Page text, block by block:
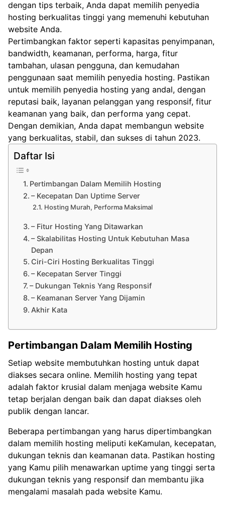
dengan tips terbaik, Anda dapat memilih penyedia
hosting berkualitas tinggi yang memenuhi kebutuhan
website Anda.
Pertimbangkan faktor seperti kapasitas penyimpanan,
bandwidth, keamanan, performa, harga, fitur
tambahan, ulasan pengguna, dan kemudahan
penggunaan saat memilih penyedia hosting. Pastikan
untuk memilih penyedia hosting yang andal, dengan
reputasi baik, layanan pelanggan yang responsif, fitur
keamanan yang baik, dan performa yang cepat.
Dengan demikian, Anda dapat membangun website
yang berkualitas, stabil, dan sukses di tahun 2023.
Daftar Isi
Pertimbangan Dalam Memilih Hosting
– Kecepatan Dan Uptime Server
Hosting Murah, Performa Maksimal
– Fitur Hosting Yang Ditawarkan
– Skalabilitas Hosting Untuk Kebutuhan Masa
Depan
Ciri-Ciri Hosting Berkualitas Tinggi
– Kecepatan Server Tinggi
– Dukungan Teknis Yang Responsif
– Keamanan Server Yang Dijamin
Akhir Kata
Pertimbangan Dalam Memilih Hosting
Setiap website membutuhkan hosting untuk dapat
diakses secara online. Memilih hosting yang tepat
adalah faktor krusial dalam menjaga website Kamu
tetap berjalan dengan baik dan dapat diakses oleh
publik dengan lancar.
Beberapa pertimbangan yang harus dipertimbangkan
dalam memilih hosting meliputi keKamulan, kecepatan,
dukungan teknis dan keamanan data. Pastikan hosting
yang Kamu pilih menawarkan uptime yang tinggi serta
dukungan teknis yang responsif dan membantu jika
mengalami masalah pada website Kamu.